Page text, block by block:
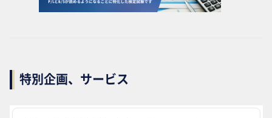
特別企画、サービス